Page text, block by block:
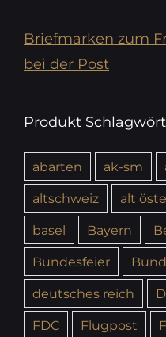
Briefmarken zum
bei der Post
Produkt
abarten ak-sm
altschweiz
alt
basel
Bayern
Bundesfeier
deutsches reich
FDC
Flugpost